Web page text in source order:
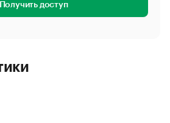
Получить доступ